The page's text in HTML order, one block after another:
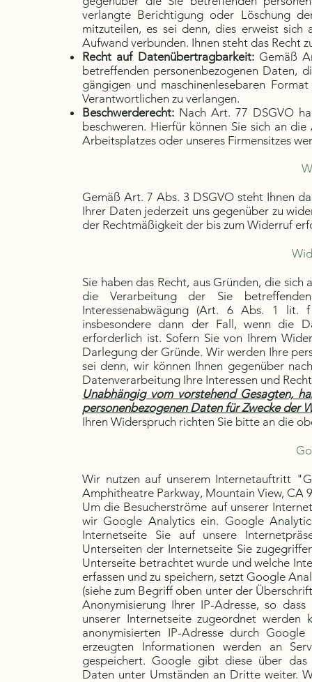
verlangte Berichtigung oder Löschung
mitzuteilen, es sei denn, dies erweist
Aufwand verbunden. Ihnen steht das Recht
Recht auf Datenübertragbarkeit:Gemäß
betreffenden personenbezogenen Daten,
gängigen und maschinenlesebaren
Verantwortlichen zu verlangen.
Beschwerderecht: Nach Art. 77 DSGVO
beschweren. Hierfür können Sie sich an
Arbeitsplatzes oder unseres Firmensitzes
Gemäß Art. 7 Abs. 3 DSGVO steht Ihnen
Ihrer Daten jederzeit uns gegenüber zu
der Rechtmäßigkeit der bis zum Widerruf
Sie haben das Recht, aus Gründen, die
die Verarbeitung der Sie
Interessenabwägung (Art. 6 Abs. 1 lit.
insbesondere dann der Fall, wenn die
erforderlich ist. Sofern Sie von Ihrem
Darlegung der Gründe. Wir werden Ihre
sei denn, wir können Ihnen gegenüber
Datenverarbeitung Ihre Interessen und
Unabhängig vom vorstehend Gesagten,
personenbezogenen Daten für Zwecke der
Ihren Widerspruch richten Sie bitte an die
Wir nutzen auf unserem Internetauftritt
Amphitheatre Parkway, Mountain View, CA
Um die Besucherströme auf unserer
wir Google Analytics ein. Google
Internetseite Sie auf unsere
Unterseiten der Internetseite Sie
Unterseite betrachtet wurde und welche
erfassen und zu speichern, setzt Google
(siehe zum Begriff oben unter der
Anonymisierung Ihrer IP-Adresse, so
unserer Internetseite zugeordnet
anonymisierten IP-Adresse durch
erzeugten Informationen werden an
gespeichert. Google gibt diese über das
Daten unter Umständen an Dritte weiter.